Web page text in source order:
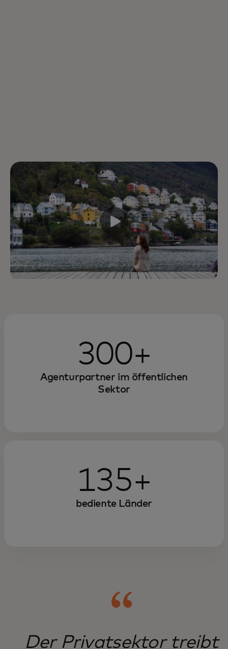
öffentlicher Dienste und die
Nutzung proprietärer Daten
Effektivität von Regierungen
300+
Agenturpartner im öffentlichen
Sektor
135+
bediente Länder
Der Privatsektor treibt